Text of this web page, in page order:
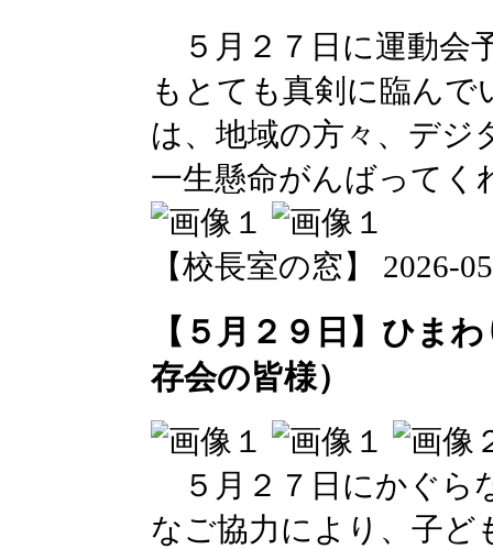
５月２７日に運動会
もとても真剣に臨ん
は、地域の方々、デジ
一生懸命がんばってく
【校長室の窓】 2026-
【５月２９日】ひま
存会の皆様）
５月２７日にかぐら
なご協力により、子ど